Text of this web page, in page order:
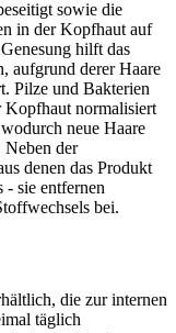
sowie die
in der Kopfhaut auf
hilft das
aufgrund derer Haare
Pilze und Bakterien
normalisiert
neue Haare
Neben der
denen das Produkt
- sie entfernen
bei.
die zur internen
täglich